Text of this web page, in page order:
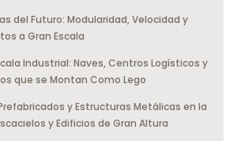
del Futuro: Modularidad, Velocidad y
a Gran Escala
Industrial: Naves, Centros Logísticos y
que se Montan Como Lego
y Estructuras Metálicas en la
y Edificios de Gran Altura